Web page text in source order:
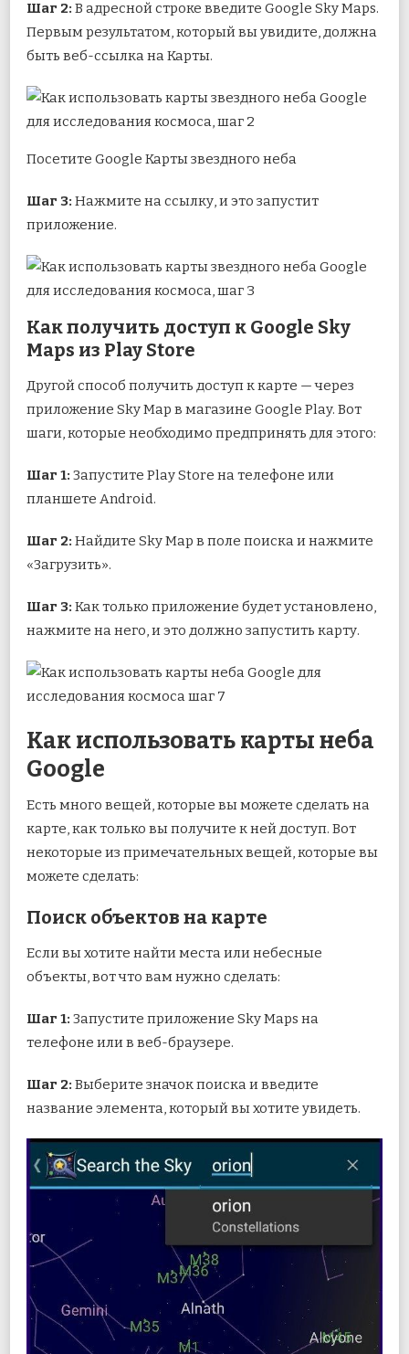
Шаг 2: В адресной строке введите Google Sky Maps.
Первым результатом, который вы увидите, должна
быть веб-ссылка на Карты.
Посетите Google Карты звездного неба
Шаг 3: Нажмите на ссылку, и это запустит
приложение.
Как получить доступ к Google Sky
Maps из Play Store
Другой способ получить доступ к карте — через
приложение Sky Map в магазине Google Play. Вот
шаги, которые необходимо предпринять для этого:
Шаг 1: Запустите Play Store на телефоне или
планшете Android.
Шаг 2: Найдите Sky Map в поле поиска и нажмите
«Загрузить».
Шаг 3: Как только приложение будет установлено,
нажмите на него, и это должно запустить карту.
Как использовать карты неба
Google
Есть много вещей, которые вы можете сделать на
карте, как только вы получите к ней доступ. Вот
некоторые из примечательных вещей, которые вы
можете сделать:
Поиск объектов на карте
Если вы хотите найти места или небесные
объекты, вот что вам нужно сделать:
Шаг 1: Запустите приложение Sky Maps на
телефоне или в веб-браузере.
Шаг 2: Выберите значок поиска и введите
название элемента, который вы хотите увидеть.